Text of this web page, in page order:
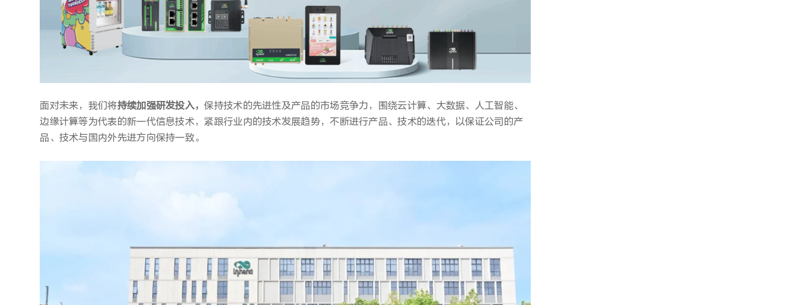
面对未来，我们将持续加强研发投入，保持技术的先进性及产品的市场竞争力，围绕云计算、大数据、人工智能、
边缘计算等为代表的新一代信息技术，紧跟行业内的技术发展趋势，不断进行产品、技术的迭代，以保证公司的产
品、技术与国内外先进方向保持一致。